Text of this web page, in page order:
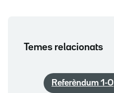
Temes relacionats
Referèndum 1-O